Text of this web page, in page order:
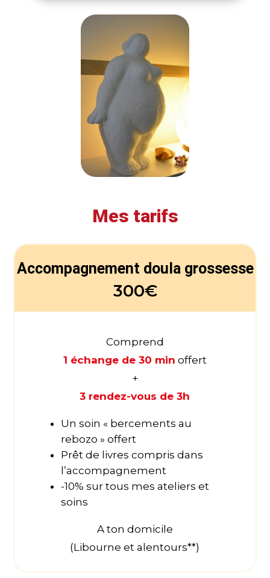
Mes tarifs
Accompagnement doula grossesse
300€
Comprend
1 échange de 30 min offert
+
3 rendez-vous de 3h
Un soin « bercements au
rebozo » offert
Prêt de livres compris dans
l’accompagnement
-10% sur tous mes ateliers et
soins
A ton domicile
(Libourne et alentours**)